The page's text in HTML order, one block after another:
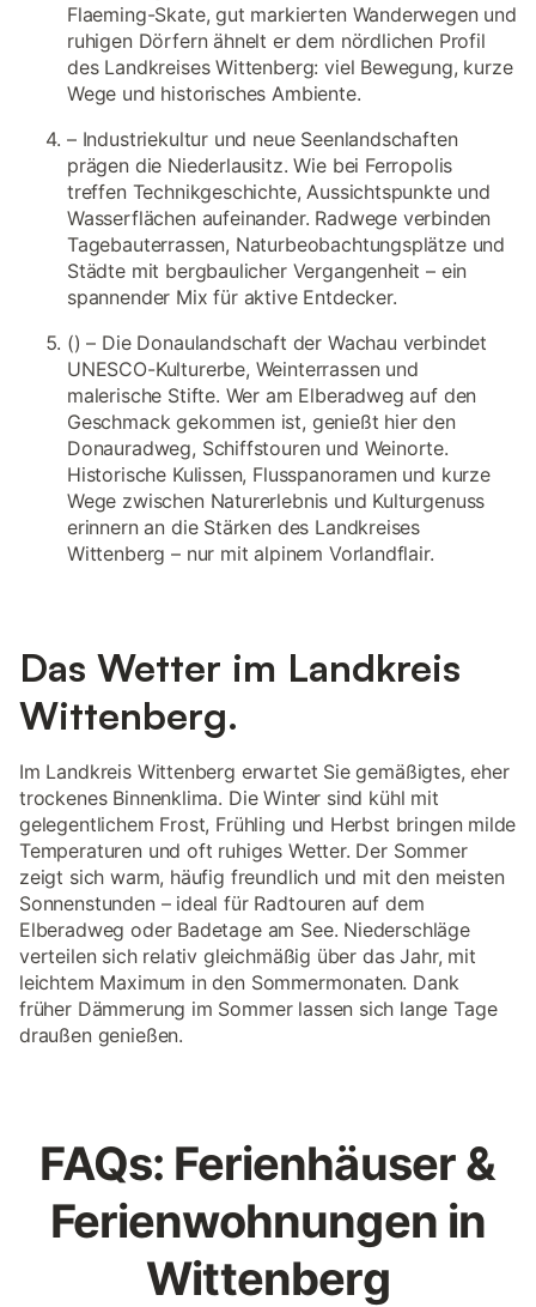
Flaeming-Skate, gut markierten Wanderwegen und
ruhigen Dörfern ähnelt er dem nördlichen Profil
des Landkreises Wittenberg: viel Bewegung, kurze
Wege und historisches Ambiente.
– Industriekultur und neue Seenlandschaften
prägen die Niederlausitz. Wie bei Ferropolis
treffen Technikgeschichte, Aussichtspunkte und
Wasserflächen aufeinander. Radwege verbinden
Tagebauterrassen, Naturbeobachtungsplätze und
Städte mit bergbaulicher Vergangenheit – ein
spannender Mix für aktive Entdecker.
() – Die Donaulandschaft der Wachau verbindet
UNESCO-Kulturerbe, Weinterrassen und
malerische Stifte. Wer am Elberadweg auf den
Geschmack gekommen ist, genießt hier den
Donauradweg, Schiffstouren und Weinorte.
Historische Kulissen, Flusspanoramen und kurze
Wege zwischen Naturerlebnis und Kulturgenuss
erinnern an die Stärken des Landkreises
Wittenberg – nur mit alpinem Vorlandflair.
Das Wetter im Landkreis
Wittenberg.
Im Landkreis Wittenberg erwartet Sie gemäßigtes, eher
trockenes Binnenklima. Die Winter sind kühl mit
gelegentlichem Frost, Frühling und Herbst bringen milde
Temperaturen und oft ruhiges Wetter. Der Sommer
zeigt sich warm, häufig freundlich und mit den meisten
Sonnenstunden – ideal für Radtouren auf dem
Elberadweg oder Badetage am See. Niederschläge
verteilen sich relativ gleichmäßig über das Jahr, mit
leichtem Maximum in den Sommermonaten. Dank
früher Dämmerung im Sommer lassen sich lange Tage
draußen genießen.
FAQs: Ferienhäuser &
Ferienwohnungen in
Wittenberg